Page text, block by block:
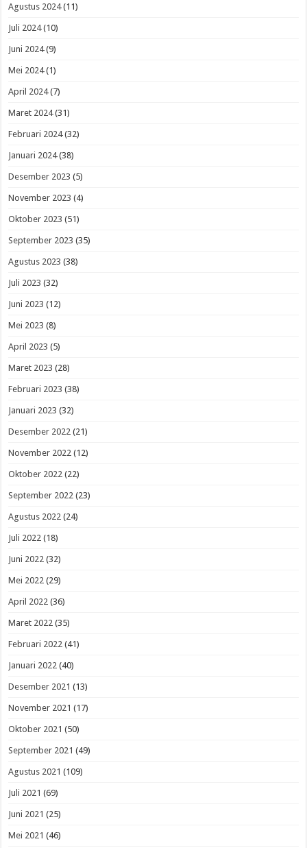
Agustus 2024(11)
Juli 2024(10)
Juni 2024(9)
Mei 2024(1)
April 2024(7)
Maret 2024(31)
Februari 2024(32)
Januari 2024(38)
Desember 2023 (5)
November 2023 (4)
Oktober 2023 (51)
September 2023 (35)
Agustus 2023 (38)
Juli 2023 (32)
Juni 2023 (12)
Mei 2023 (8)
April 2023 (5)
Maret 2023 (28)
Februari 2023 (38)
Januari 2023 (32)
Desember 2022 (21)
November 2022 (12)
Oktober 2022 (22)
September 2022 (23)
Agustus 2022 (24)
Juli 2022 (18)
Juni 2022 (32)
Mei 2022 (29)
April 2022 (36)
Maret 2022 (35)
Februari 2022 (41)
Januari 2022 (40)
Desember 2021 (13)
November 2021 (17)
Oktober 2021 (50)
September 2021 (49)
Agustus 2021 (109)
Juli 2021 (69)
Juni 2021 (25)
Mei 2021 (46)